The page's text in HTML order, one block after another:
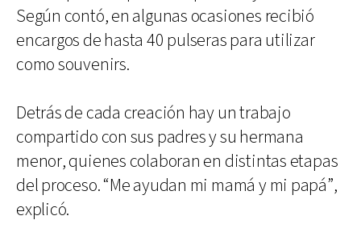
Según contó, en algunas ocasiones recibió
encargos de hasta 40 pulseras para utilizar
como souvenirs.
Detrás de cada creación hay un trabajo
compartido con sus padres y su hermana
menor, quienes colaboran en distintas etapas
del proceso. “Me ayudan mi mamá y mi papá”,
explicó.